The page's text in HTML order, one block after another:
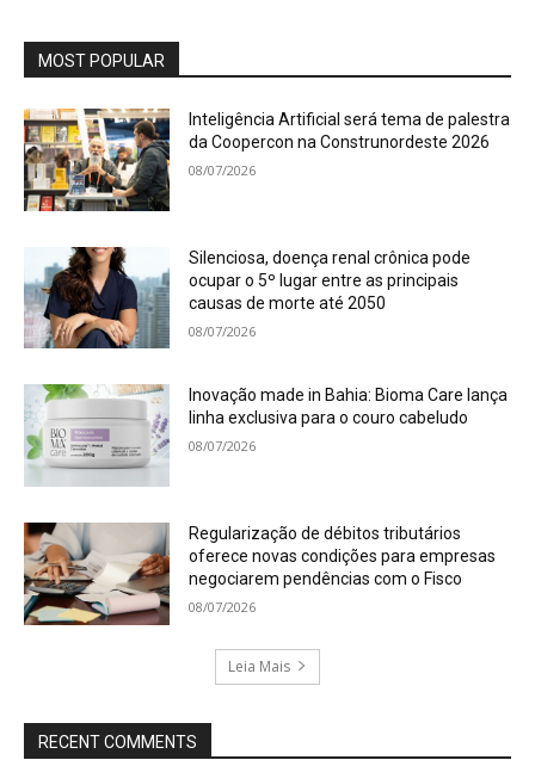
MOST POPULAR
Inteligência Artificial será tema de palestra
da Coopercon na Construnordeste 2026
08/07/2026
Silenciosa, doença renal crônica pode
ocupar o 5º lugar entre as principais
causas de morte até 2050
08/07/2026
Inovação made in Bahia: Bioma Care lança
linha exclusiva para o couro cabeludo
08/07/2026
Regularização de débitos tributários
oferece novas condições para empresas
negociarem pendências com o Fisco
08/07/2026
Leia Mais
RECENT COMMENTS